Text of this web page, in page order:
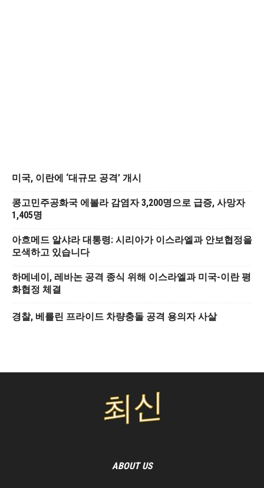
미국, 이란에 ‘대규모 공격’ 개시
콩고민주공화국 에볼라 감염자 3,200명으로 급증, 사망자
1,405명
아흐메드 알샤라 대통령: 시리아가 이스라엘과 안보협정을
모색하고 있습니다
하메네이, 레바논 공격 종식 위해 이스라엘과 미국-이란 평
화협정 체결
경찰, 베를린 프라이드 차량충돌 공격 용의자 사살
ABOUT US